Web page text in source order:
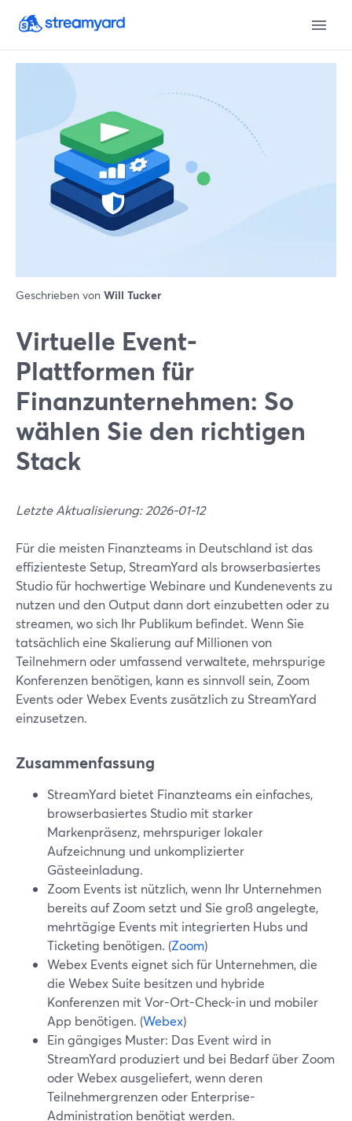
Geschrieben von Will Tucker
Virtuelle Event-
Plattformen für
Finanzunternehmen: So
wählen Sie den richtigen
Stack
Letzte Aktualisierung: 2026-01-12
Für die meisten Finanzteams in Deutschland ist das
effizienteste Setup, StreamYard als browserbasiertes
Studio für hochwertige Webinare und Kundenevents zu
nutzen und den Output dann dort einzubetten oder zu
streamen, wo sich Ihr Publikum befindet. Wenn Sie
tatsächlich eine Skalierung auf Millionen von
Teilnehmern oder umfassend verwaltete, mehrspurige
Konferenzen benötigen, kann es sinnvoll sein, Zoom
Events oder Webex Events zusätzlich zu StreamYard
einzusetzen.
Zusammenfassung
StreamYard bietet Finanzteams ein einfaches,
browserbasiertes Studio mit starker
Markenpräsenz, mehrspuriger lokaler
Aufzeichnung und unkomplizierter
Gästeeinladung.
Zoom Events ist nützlich, wenn Ihr Unternehmen
bereits auf Zoom setzt und Sie groß angelegte,
mehrtägige Events mit integrierten Hubs und
Ticketing benötigen. (Zoom)
Webex Events eignet sich für Unternehmen, die
die Webex Suite besitzen und hybride
Konferenzen mit Vor-Ort-Check-in und mobiler
App benötigen. (Webex)
Ein gängiges Muster: Das Event wird in
StreamYard produziert und bei Bedarf über Zoom
oder Webex ausgeliefert, wenn deren
Teilnehmergrenzen oder Enterprise-
Administration benötigt werden.